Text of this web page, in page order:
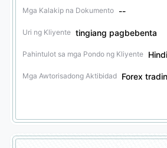
Mga Kalakip na Dokumento --
Uri ng Kliyente tingiang pagbebenta
Pahintulot sa mga Pondo ng Kliyente
Mga Awtorisadong Aktibidad